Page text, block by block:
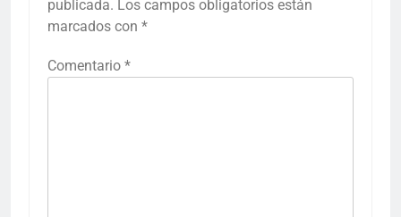
publicada. Los campos obligatorios están
marcados con *
Comentario *